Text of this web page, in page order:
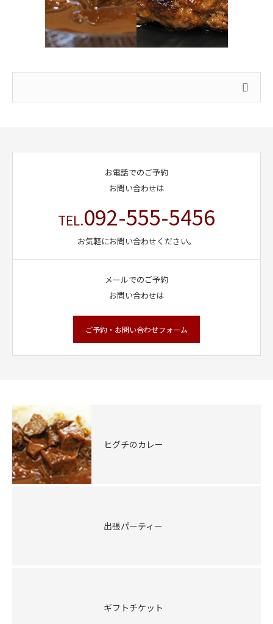
お電話でのご予約
お問い合わせは
TEL.092-555-5456
お気軽にお問い合わせください。
メールでのご予約
お問い合わせは
ご予約・お問い合わせフォーム
ヒグチのカレー
出張パーティー
ギフトチケット